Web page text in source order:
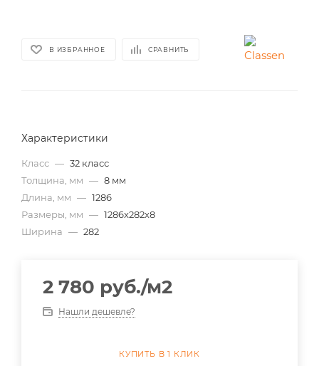
В ИЗБРАННОЕ СРАВНИТЬ
Характеристики
Класс — 32 класс
Толщина, мм — 8 мм
Длина, мм — 1286
Размеры, мм — 1286x282x8
Ширина — 282
2 780 руб./м2
Нашли дешевле?
КУПИТЬ В 1 КЛИК